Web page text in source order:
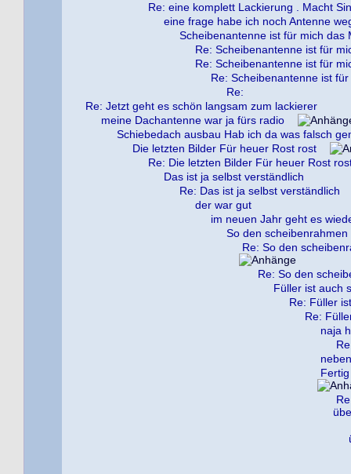
Re: eine komplett Lackierung . Macht
eine frage habe ich noch Antenne
Scheibenantenne ist für mich das
Re: Scheibenantenne ist für
Re: Scheibenantenne ist für
Re: Scheibenantenne ist
Re:
Re: Jetzt geht es schön langsam zum lackierer
meine Dachantenne war ja fürs radio
Schiebedach ausbau Hab ich da was falsch
Die letzten Bilder Für heuer Rost rost
Re: Die letzten Bilder Für heuer Rost
Das ist ja selbst verständlich
Re: Das ist ja selbst verständlich
der war gut
im neuen Jahr geht es
So den
Re: So den
Re: So den
Füller ist auch
Re: Füller
Re:
naja